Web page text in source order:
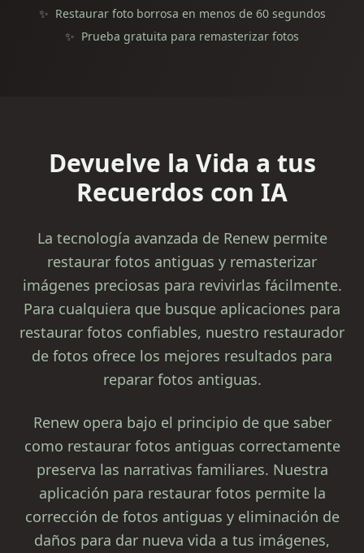
✨ Restaurar foto borrosa en menos de 60 segundos
✨ Prueba gratuita para remasterizar fotos
Devuelve la Vida a tus
Recuerdos con IA
La tecnología avanzada de Renew permite
restaurar fotos antiguas y remasterizar
imágenes preciosas para revivirlas fácilmente.
Para cualquiera que busque aplicaciones para
restaurar fotos confiables, nuestro restaurador
de fotos ofrece los mejores resultados para
reparar fotos antiguas.
Renew opera bajo el principio de que saber
como restaurar fotos antiguas correctamente
preserva las narrativas familiares. Nuestra
aplicación para restaurar fotos permite la
corrección de fotos antiguas y eliminación de
daños para dar nueva vida a tus imágenes,